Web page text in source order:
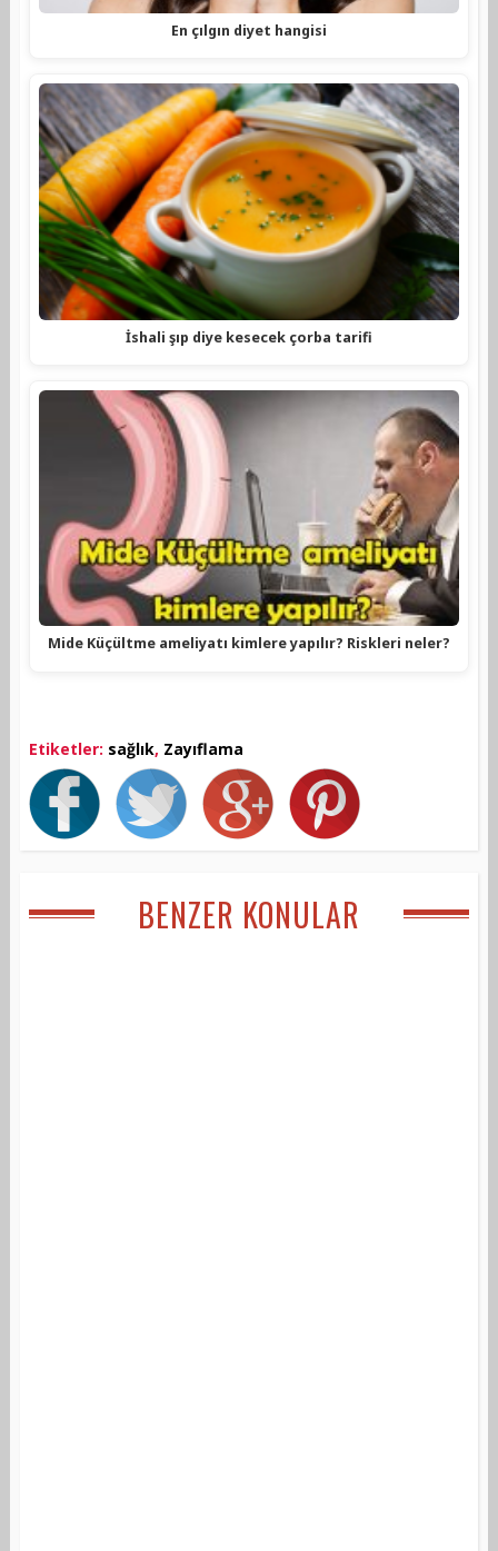
En çılgın diyet hangisi
İshali şıp diye kesecek çorba tarifi
Mide Küçültme ameliyatı kimlere yapılır? Riskleri neler?
Etiketler: sağlık, Zayıflama
BENZER KONULAR